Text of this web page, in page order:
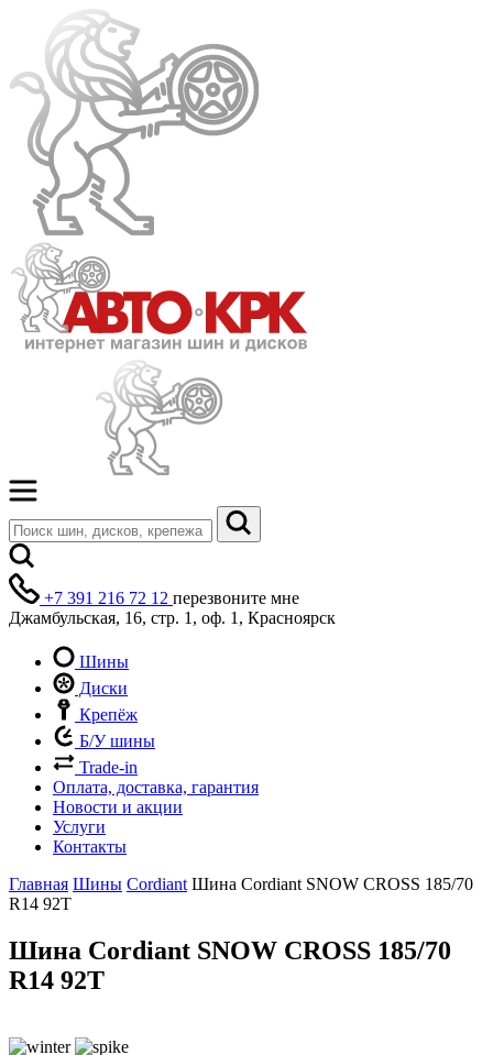
+7 391 216 72 12 перезвоните мне
Джамбульская, 16, стр. 1, оф. 1, Красноярск
Шины
Диски
Крепёж
Б/У шины
Trade-in
Оплата, доставка, гарантия
Новости и акции
Услуги
Контакты
Главная Шины Cordiant Шина Cordiant SNOW CROSS 185/70
R14 92T
Шина Cordiant SNOW CROSS 185/70
R14 92T